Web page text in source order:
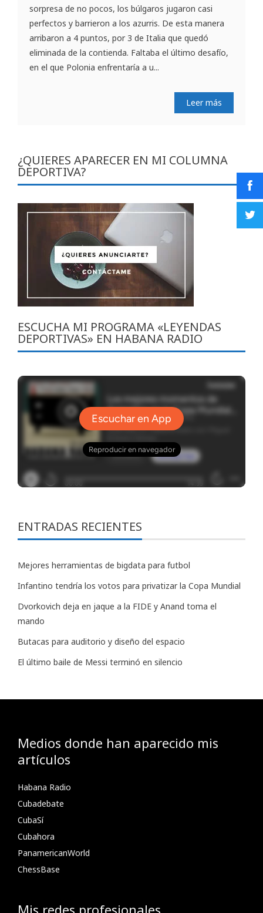
sorpresa de no pocos, los búlgaros jugaron casi
perfectos y barrieron a los azurris. De esta manera
arribaron a 4 puntos, por 3 de Italia que quedó
eliminada de la contienda. Faltaba el último desafío,
en el que Polonia enfrentaría a u...
Leer más
¿QUIERES APARECER EN MI COLUMNA
DEPORTIVA?
ESCUCHA MI PROGRAMA «LEYENDAS
DEPORTIVAS» EN HABANA RADIO
ENTRADAS RECIENTES
Mejores herramientas de bigdata para futbol
Infantino tendría los votos para privatizar la Copa Mundial
Dvorkovich deja en jaque a la FIDE y Anand toma el
mando
Butacas para auditorio y diseño del espacio
El último baile de Messi terminó en silencio
Medios donde han aparecido mis
artículos
Habana Radio
Cubadebate
CubaSí
Cubahora
PanamericanWorld
ChessBase
Mis redes profesionales